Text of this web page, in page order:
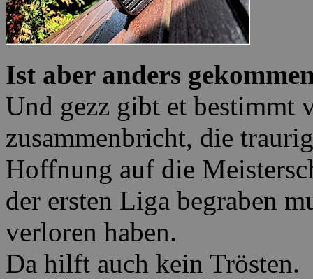
Ist aber anders
Und gezz gibt et bestimmt
zusammenbricht, die
Hoffnung auf die
der ersten Liga begraben
verloren haben.
Da hilft auch kein Trösten.